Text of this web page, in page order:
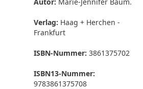
Verlag: Haag + Herchen -
Frankfurt
ISBN-Nummer: 3861375702
ISBN13-Nummer:
9783861375708